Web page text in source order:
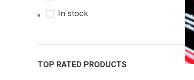
In stock
TOP RATED PRODUCTS